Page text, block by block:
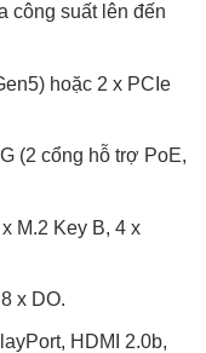
công suất lên đến
hoặc 2 x PCIe
(2 cổng hỗ trợ PoE,
M.2 Key B, 4 x
x DO.
HDMI 2.0b,